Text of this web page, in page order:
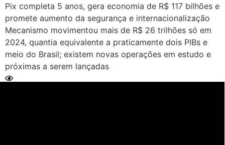
Pix completa 5 anos, gera economia de R$ 117 bilhões e
promete aumento da segurança e internacionalização
Mecanismo movimentou mais de R$ 26 trilhões só em
2024, quantia equivalente a praticamente dois PIBs e
meio do Brasil; existem novas operações em estudo e
próximas a serem lançadas